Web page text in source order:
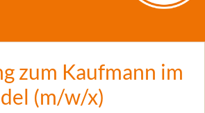
zum Kaufmann im
(m/w/x)